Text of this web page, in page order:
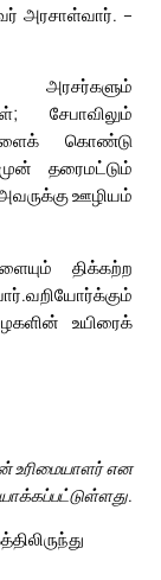
அரசாள்வார். –
அரசர்களும்
சேபாவிலும்
கொண்டு
தரைமட்டும்
ஊழியம்
திக்கற்ற
வறியோர்க்கும்
உயிரைக்
உரிமையாளர் என